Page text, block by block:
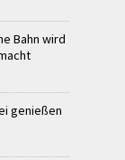
Bahn wird
genießen